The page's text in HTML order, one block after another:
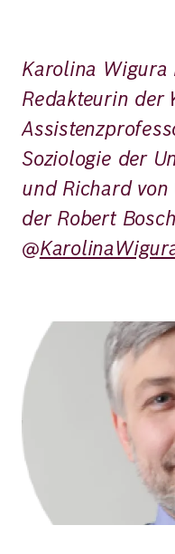
Karolina
Redakteurin der
Soziologie der
und Richard
der Robert
@
Bild